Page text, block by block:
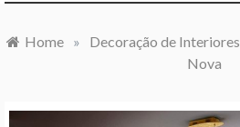
Home » Decoração de Interiores
Nova